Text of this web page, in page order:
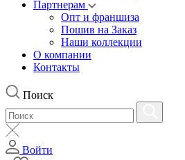
Партнерам
Опт и франшиза
Пошив на Заказ
Наши коллекции
О компании
Контакты
Поиск
Войти